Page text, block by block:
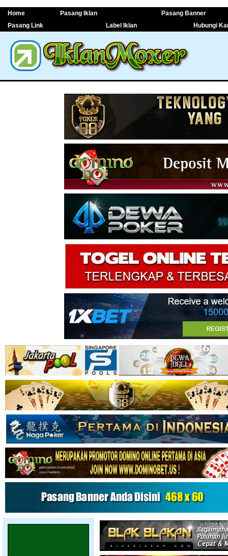
Home Pasang Iklan
Pasang Banner
Pasang Link
Label Iklan Hubungi